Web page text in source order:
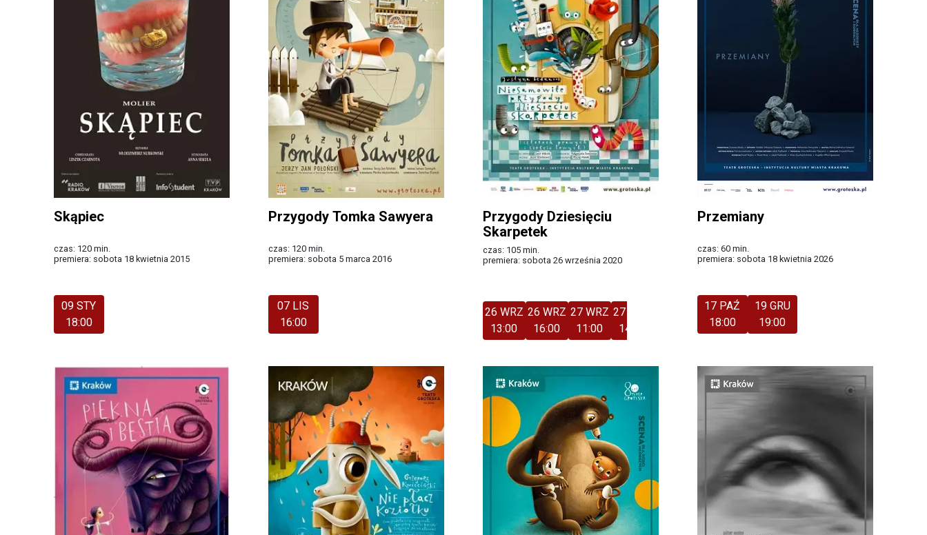
Skąpiec
czas: 120 min.
premiera: sobota 18 kwietnia 2015
09 STY
18:00
Przygody Tomka Sawyera
czas: 120 min.
premiera: sobota 5 marca 2016
07 LIS
16:00
Przygody Dziesięciu
Skarpetek
czas: 105 min.
premiera: sobota 26 września 2020
26 WRZ
13:00
26 WRZ
16:00
27 WRZ
11:00
27 WRZ
14:00
Przemiany
czas: 60 min.
premiera: sobota 18 kwietnia 2026
17 PAŹ
18:00
19 GRU
19:00